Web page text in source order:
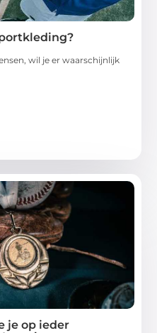
wil je er waarschijnlijk
je op ieder